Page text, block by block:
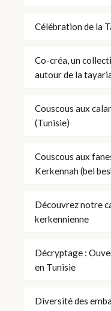
Célébration de la
Co-créa, un
autour de la
Couscous aux
(Tunisie)
Couscous aux
Kerkennah (bel
Découvrez notre
kerkennienne
Décryptage :
en Tunisie
Diversité des